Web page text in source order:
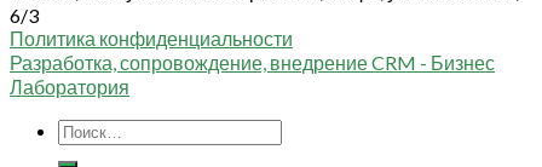
6/3
Политика конфиденциальности
Разработка, сопровождение, внедрение CRM - Бизнес
Лаборатория
Искать: